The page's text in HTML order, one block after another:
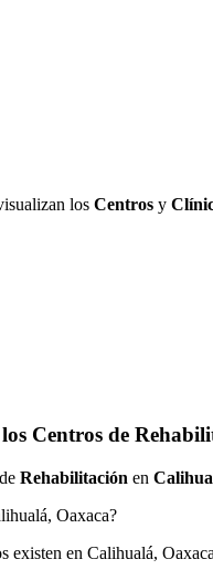
los Centros y
Centros de
de Rehabilitación en
Oaxaca?
existen en Calihualá,